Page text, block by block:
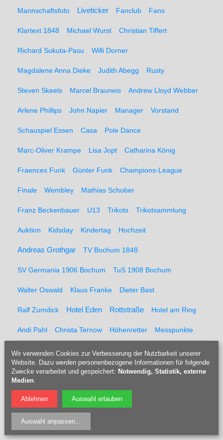
Mannschaftsfoto Liveticker Fanclub Fans
Klartext 1848 Michael Wurst Christian Tiffert
Richard Sukuta-Pasu Willi Dorner
Magdalene Anna Dieke Judith Abegg Rusty
Steven Skeels Marcel Brauneis Andrew Lloyd Webber
Arlene Phillips John Napier Manager Vorstand
Schauspiel Essen Casa Pole Dance
Marc-Oliver Krampe Lisa Jopt Catharina König
Fraences Funk Günter Funk Champions-League
Finale Wembley Mathias Schober
Franz Beckenbauer U13 Trikots Trikotsammlung
Auktion Kidsday Kindertag Hochzeit
Andreas Grothgar TV Bochum 1848
SV Germania 1906 Bochum TuS 1908 Bochum
Walter Oswald Klaus Franke Dieter Bast
Ralf Zumdick Hotel Eden Rottstraße Hotel am Ring
Andi Pahl Christa Ternow Höhenretter Messpunkte
Feuerwehr Kaltblut Pferderücker Holzrücker
Udo Berner Förster Marcel Müller Pferd Forst
Tippelsberg Jubiläumsfeier Solidaritätsfest
Rainer Einenkel Hennes Bender
Bücherei Kaberettist
Wir verwenden Cookies zur Verbesserung der Nutzbarkeit unserer
Website. Dazu werden personenbezogene Informationen für folgende
Zwecke verarbeitet und gespeichert: Notwendig, Statistik, externe
Medien.
Ablehnen Auswahl erlauben
Auswahl anpassen...